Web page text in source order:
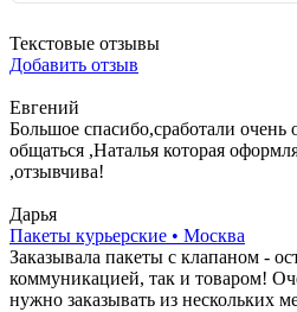
Текстовые отзывы
Добавить отзыв
Евгений
Большое спасибо,сработали
общаться ,Наталья которая
,отзывчива!
Дарья
Пакеты курьерские • Москва
Заказывала пакеты с клапаном -
коммуникацией, так и товаром!
нужно заказывать из нескольких